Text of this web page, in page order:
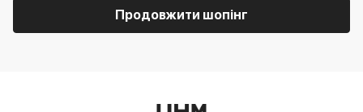
Продовжити шопінг